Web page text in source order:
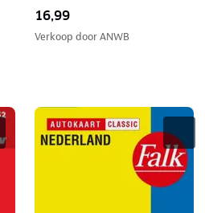
16,99
Verkoop doorANWB